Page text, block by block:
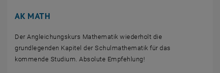
AK MATH
Der Angleichungskurs Mathematik wiederholt die
grundlegenden Kapitel der Schulmathematik für das
kommende Studium. Absolute Empfehlung!